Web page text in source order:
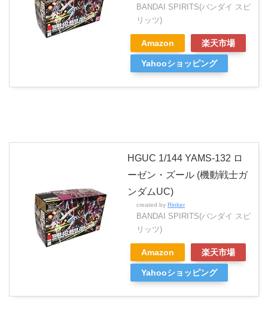
BANDAI SPIRITS(バンダイ スピ
リッツ)
Amazon 楽天市場
Yahooショッピング
HGUC 1/144 YAMS-132 ロ
ーゼン・ズール (機動戦士ガ
ンダムUC)
created by Rinker
BANDAI SPIRITS(バンダイ スピ
リッツ)
Amazon 楽天市場
Yahooショッピング